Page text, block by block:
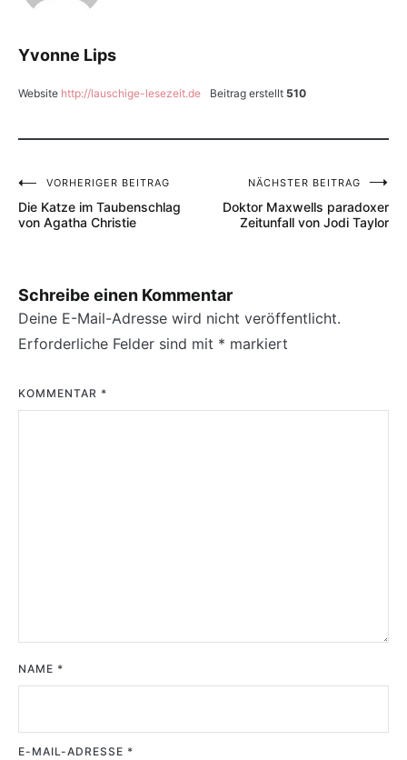
Yvonne Lips
Website http://lauschige-lesezeit.de Beitrag erstellt 510
Beitragsnavigation
VORHERIGER BEITRAG
Die Katze im Taubenschlag
von Agatha Christie
NÄCHSTER BEITRAG
Doktor Maxwells paradoxer
Zeitunfall von Jodi Taylor
Schreibe einen Kommentar
Deine E-Mail-Adresse wird nicht veröffentlicht.
Erforderliche Felder sind mit * markiert
KOMMENTAR *
NAME *
E-MAIL-ADRESSE *